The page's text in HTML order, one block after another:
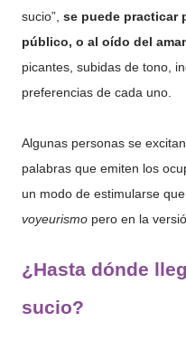
sucio”, se puede practicar
público, o al oído del
picantes, subidas de tono,
preferencias de cada uno.
Algunas personas se
palabras que emiten los
un modo de estimularse
voyeurismo pero en la
¿Hasta dónde
sucio?